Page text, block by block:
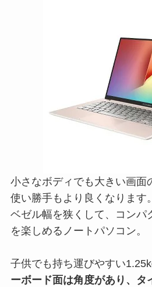
小さなボディでも大きい画面
使い勝手もより良くなります
ベゼル幅を狭くして、コンパ
を楽しめるノートパソコン。
子供でも持ち運びやすい
ーボード面は角度があり、タ